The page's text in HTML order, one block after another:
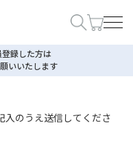
録した方は
いいたします
入のうえ送信してくださ